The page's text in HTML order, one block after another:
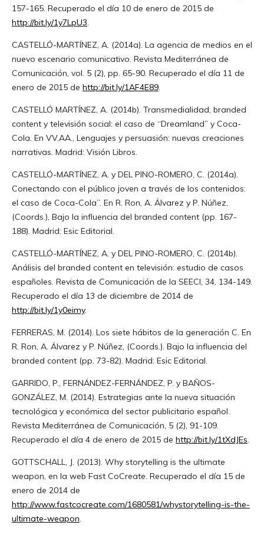
157-165. Recuperado el día 10 de enero de 2015 de
http://bit.ly/1y7LpU3.
CASTELLÓ-MARTÍNEZ, A. (2014a). La agencia de medios en el
nuevo escenario comunicativo. Revista Mediterránea de
Comunicación, vol. 5 (2), pp. 65-90. Recuperado el día 11 de
enero de 2015 de http://bit.ly/1AF4E89.
CASTELLÓ MARTÍNEZ, A. (2014b). Transmedialidad, branded
content y televisión social: el caso de “Dreamland” y Coca-
Cola. En VV.AA., Lenguajes y persuasión: nuevas creaciones
narrativas. Madrid: Visión Libros.
CASTELLÓ-MARTÍNEZ, A. y DEL PINO-ROMERO, C. (2014a).
Conectando con el público joven a través de los contenidos:
el caso de Coca-Cola”. En R. Ron, A. Álvarez y P. Núñez,
(Coords.), Bajo la influencia del branded content (pp. 167-
188). Madrid: Esic Editorial.
CASTELLÓ-MARTÍNEZ, A. y DEL PINO-ROMERO, C. (2014b).
Análisis del branded content en televisión: estudio de casos
españoles. Revista de Comunicación de la SEECI, 34, 134-149.
Recuperado el día 13 de diciembre de 2014 de
http://bit.ly/1y0eimy.
FERRERAS, M. (2014). Los siete hábitos de la generación C. En
R. Ron, A. Álvarez y P. Núñez, (Coords.). Bajo la influencia del
branded content (pp. 73-82). Madrid: Esic Editorial.
GARRIDO, P., FERNÁNDEZ-FERNÁNDEZ, P. y BAÑOS-
GONZÁLEZ, M. (2014). Estrategias ante la nueva situación
tecnológica y económica del sector publicitario español.
Revista Mediterránea de Comunicación, 5 (2), 91-109.
Recuperado el día 4 de enero de 2015 de http://bit.ly/1tXdJEs.
GOTTSCHALL, J. (2013). Why storytelling is the ultimate
weapon, en la web Fast CoCreate. Recuperado el día 15 de
enero de 2014 de
http://www.fastcocreate.com/1680581/whystorytelling-is-the-
ultimate-weapon.